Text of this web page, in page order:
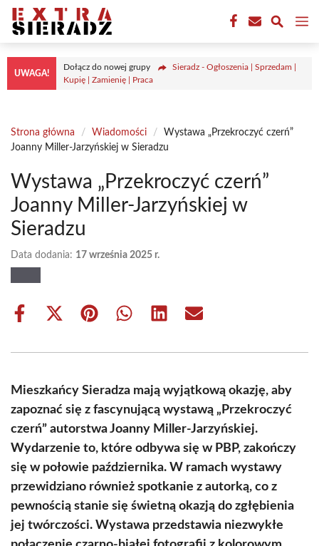
Przejdź
treści
UWAGA!
Dołącz do nowej grupy
Sieradz - Ogłoszenia | Sprzedam |
Kupię | Zamienię | Praca
Strona główna / Wiadomości /
Wystawa „Przekroczyć czerń”
Joanny Miller-Jarzyńskiej w Sieradzu
Wystawa „Przekroczyć czerń”
Joanny Miller-Jarzyńskiej w
Sieradzu
Data dodania: 17 września 2025 r.
Share
Share
(Twitter)
Share Share Share Share
Mieszkańcy Sieradza mają wyjątkową okazję, aby
zapoznać się z fascynującą wystawą „Przekroczyć
czerń” autorstwa Joanny Miller-Jarzyńskiej.
Wydarzenie to, które odbywa się w PBP, zakończy
się w połowie października. W ramach wystawy
przewidziano również spotkanie z autorką, co z
pewnością stanie się świetną okazją do zgłębienia
jej twórczości. Wystawa przedstawia niezwykłe